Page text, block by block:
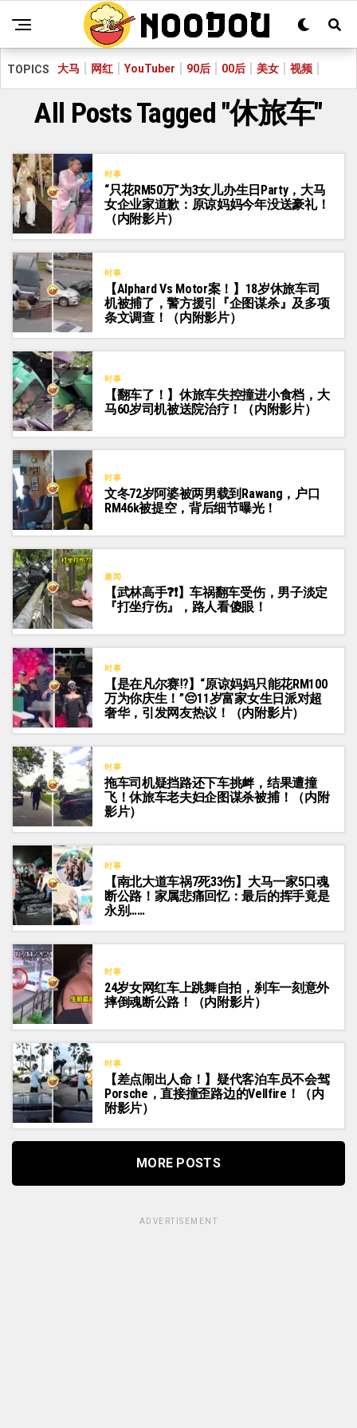
TOPICS 大马 网红 YouTuber 90后 00后 美女 视频
All Posts Tagged "休旅车"
时事
“只花RM50万”为3女儿办生日Party，大马
女企业家道歉：原谅妈妈今年没送豪礼！
（内附影片）
时事
【Alphard Vs Motor案！】18岁休旅车司
机被捕了，警方援引『企图谋杀』及多项
条文调查！（内附影片）
时事
【翻车了！】休旅车失控撞进小食档，大
马60岁司机被送院治疗！（内附影片）
时事
文冬72岁阿婆被两男载到Rawang，户口
RM46k被提空，背后细节曝光！
趣闻
【武林高手❓❗】车祸翻车受伤，男子淡定
『打坐疗伤』，路人看傻眼！
时事
【是在凡尔赛⁉️】“原谅妈妈只能花RM100
万为你庆生！”😔11岁富家女生日派对超
奢华，引发网友热议！（内附影片）
时事
拖车司机疑挡路还下车挑衅，结果遭撞
飞！休旅车老夫妇企图谋杀被捕！（内附
影片）
时事
【南北大道车祸7死33伤】大马一家5口魂
断公路！家属悲痛回忆：最后的挥手竟是
永别……
时事
24岁女网红车上跳舞自拍，刹车一刻意外
摔倒魂断公路！（内附影片）
时事
【差点闹出人命！】疑代客泊车员不会驾
Porsche，直接撞歪路边的Vellfire！（内
附影片）
MORE POSTS
ADVERTISEMENT